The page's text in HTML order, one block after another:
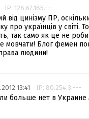
IP: 128.67.185.---
від цинізму ПР,
про українців у
так само як це не
мовчати! Блог фемен
людини!
13:41 IP: 80.254.3.---
больше нет в Украине